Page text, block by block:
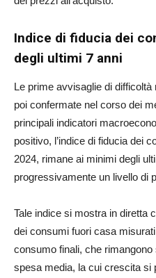
Indice di fiducia dei
degli ultimi 7 anni
Le prime avvisaglie di
poi confermate nel corso dei
principali indicatori
positivo, l’indice di fiducia dei
2024, rimane ai minimi degli
progressivamente un livello di
Tale indice si mostra in diretta
dei consumi fuori casa
consumo finali, che
spesa media, la cui crescita si